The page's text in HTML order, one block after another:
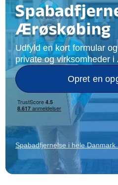
Ærøskøbing
Udfyld en kort formular
private og virksomheder
Opret en
Spabadfjernelse i hele